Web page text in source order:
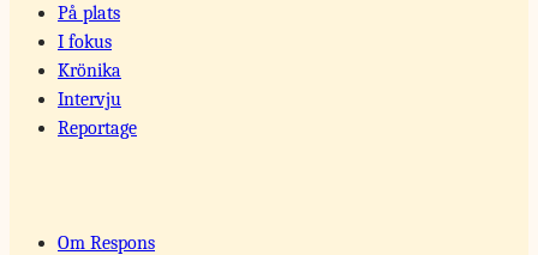
På plats
I fokus
Krönika
Intervju
Reportage
Om Respons